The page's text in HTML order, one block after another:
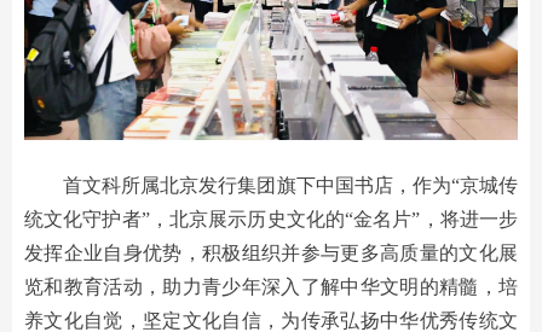
首文科所属北京发行集团旗下中国书店，作为“京城传
统文化守护者”，北京展示历史文化的“金名片”，将进一步
发挥企业自身优势，积极组织并参与更多高质量的文化展
览和教育活动，助力青少年深入了解中华文明的精髓，培
养文化自觉，坚定文化自信，为传承弘扬中华优秀传统文